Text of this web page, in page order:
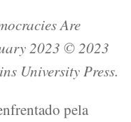
Are
2023 © 2023
University Press.
pela